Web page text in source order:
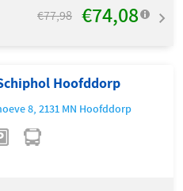
Hoofddorp
8,2131 MN Hoofddorp
€77,98 €74,08